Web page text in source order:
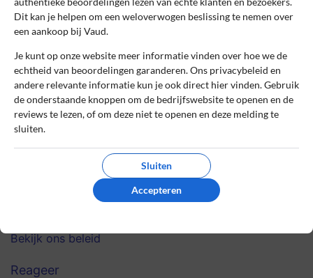
van Delft 20 november 2024, 16:40
Beoordeling: 8
Snelle service, topkwaliteit
Snelle levering en uitstekende kwaliteit
supplementen. Fijne klantenservice en
duidelijke informatie op de site. Ik kom hier
Bekijk ons beleid
Reageer
Dit kan je helpen om een weloverwogen beslissing te nemen over
een aankoop bij Vaud.
Je kunt op onze website meer informatie vinden over hoe we de
echtheid van beoordelingen garanderen. Ons privacybeleid en
andere relevante informatie kun je ook direct hier vinden. Gebruik
de onderstaande knoppen om de bedrijfswebsite te openen en de
reviews te lezen, of om deze niet te openen en deze melding te
sluiten.
Sluiten
Accepteren